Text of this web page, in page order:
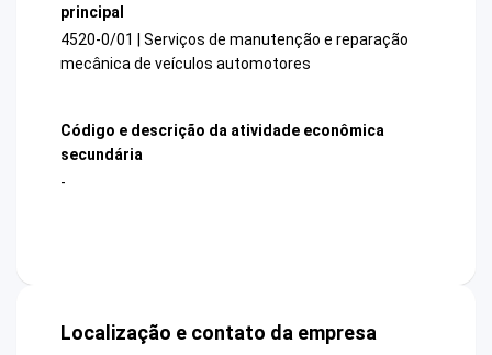
principal
4520-0/01 | Serviços de manutenção e reparação
mecânica de veículos automotores
Código e descrição da atividade econômica
secundária
-
Localização e contato da empresa